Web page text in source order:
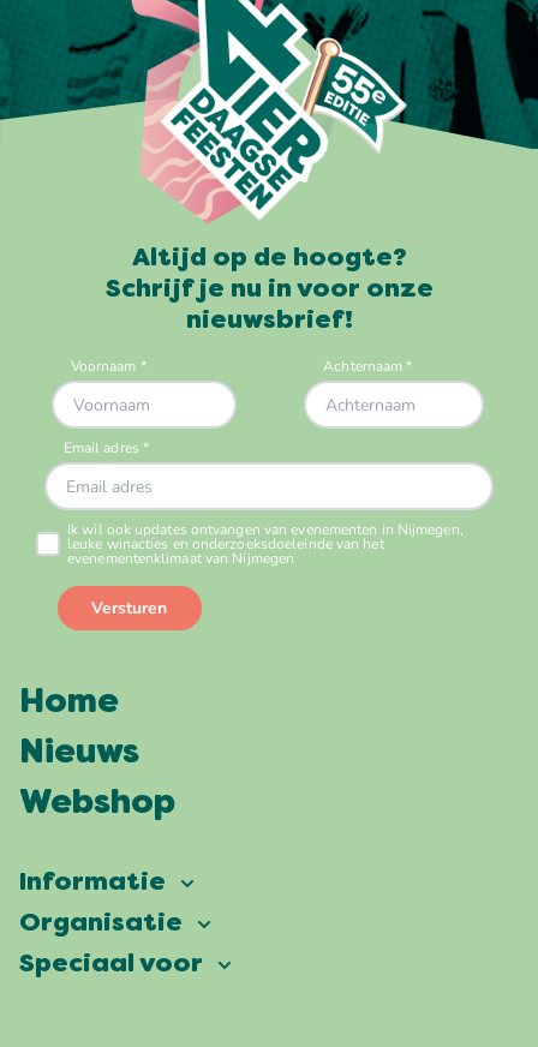
Altijd op de hoogte?
Schrijf je nu in voor onze
nieuwsbrief!
Home
Nieuws
Webshop
Informatie
Vierdaagsefeesten
Veelgestelde vragen
Organisatie
Onze ambitie
Speciaal voor